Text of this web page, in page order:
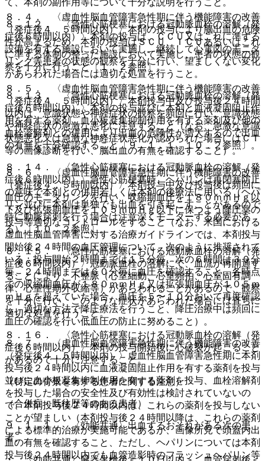
て、本剤の副作用等について十分な説明を行うこと。
８．１２． 〈急性心筋梗塞における冠動脈血栓の溶解（発
症後６時間以内）〉本剤の投与は、ＣＣＵ又はこれに準ずる
設備を有する施設において実施し、継続して心電図のモニタ
リング等患者の状態の観察を十分に行い、望ましくない変化
があらわれた場合には適切な処置を行うこと。
８．１３． 〈急性心筋梗塞における冠動脈血栓の溶解（発
症後６時間以内）〉本剤の投与並びに本剤と血液凝固阻止作
用を有する薬剤、血小板凝集抑制作用を有する薬剤及び他の
血栓溶解剤との併用により出血の危険性が増大するので出血
の有無を十分確認すること〔９．１．１、１０．２参照〕。
８．１４． 〈急性心筋梗塞における冠動脈血栓の溶解（発
症後６時間以内）〉急性心筋梗塞時、ヘパリンは再閉塞防止
の意味で本剤との併用若しくは本剤の後療法に用いる（ヘパ
リン並びに本剤は単独でも出血を引き起こすことがあるので
特に動脈穿刺を行う場合は注意深くモニターする必要があ
る）〔１０．２参照〕。
８．１５． 〈急性心筋梗塞における冠動脈血栓の溶解（発
症後６時間以内）〉冠動脈血栓の溶解にて、血流が再開通す
ることにより、不整脈（心室細動、心室頻拍、心室固有調
律、心室性期外収縮等）があらわれることがあるので、観察
を十分に行い、このような症状があらわれた場合には直ちに
適切な処置を行うこと。
８．１６． 〈急性心筋梗塞における冠動脈血栓の溶解（発
症後６時間以内）〉本剤の投与開始後に心破裂が起こること
があるので十分に注意すること。
（特定の背景を有する患者に関する注意）
（合併症・既往歴等のある患者）
９．１．１． 〈効能共通〉出血するおそれがある次の患
者。
８．４． 〈虚血性脳血管障害急性期に伴う機能障害の改善
（発症後４．５時間以内）〉本剤の投与により脳出血の危険
性が高まるため、本剤の投与はＳＣＵ、ＩＣＵあるいはこれ
に準ずる体制の整った施設において実施し、患者の状態の観
察を十分に行うこと〔１．２参照〕。
８．５． 〈虚血性脳血管障害急性期に伴う機能障害の改善
（発症後４．５時間以内）〉本剤投与中及び投与後２４時間
以内は、意識状態や神経症状の観察を頻回に行い、意識状態
や神経症状の急激な悪化に注意すること（なお、急激な意識
状態悪化又は急激な神経症状悪化が認められた場合にはＣＴ
等の画像診断を行い、脳出血の有無を確認すること）。
８．６． 〈虚血性脳血管障害急性期に伴う機能障害の改善
（発症後４．５時間以内）〉本剤投与中及び投与後は頻回に
血圧のモニタリングを行い、収縮期血圧を１８０ｍｍＨｇ以
下及び拡張期血圧を１０５ｍｍＨｇ以下に保つよう降圧薬の
投与等適切なコントロールをすること（なお、米国における
虚血性脳血管障害に対する治療ガイドラインでは、本剤投与
開始後２４時間の血圧管理について、次のように推奨されて
いる：投与開始２時間までは１５分毎、次の６時間は３０分
毎、２４時間までは６０分毎に血圧を確認すること、各時点
での収縮期血圧が１８０ｍｍＨｇ又は拡張期血圧が１０５ｍ
ｍＨｇを超えていた場合、血圧を５〜１０分おいて再度確認
し、適切な方法で降圧療法を行うこと、降圧治療中は頻回に
血圧の確認を行い低血圧の防止に努めること）。
８．７． 〈虚血性脳血管障害急性期に伴う機能障害の改善
（発症後４．５時間以内）〉虚血性脳血管障害急性期に本剤
投与後２４時間以内に血液凝固阻止作用を有する薬剤を投与
並びに血小板凝集抑制作用を有する薬剤を投与、血栓溶解剤
を投与した場合の安全性及び有効性は検討されていないの
で、本剤投与後２４時間以内は、これらの薬剤を投与しない
ことが望ましい（本剤投与後２４時間以降は、これらの薬剤
による標準的治療が実施可能であるが、画像所見で頭蓋内出
血の有無を確認すること、ただし、ヘパリンについては本剤
投与後２４時間以内でも血管造影時のフラッシュヘパリン等